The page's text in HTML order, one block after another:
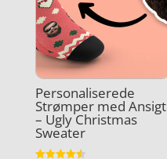
Personaliserede
Strømper med Ansigt
– Ugly Christmas
Sweater